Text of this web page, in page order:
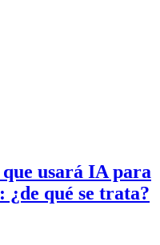
usará IA para
qué se trata?